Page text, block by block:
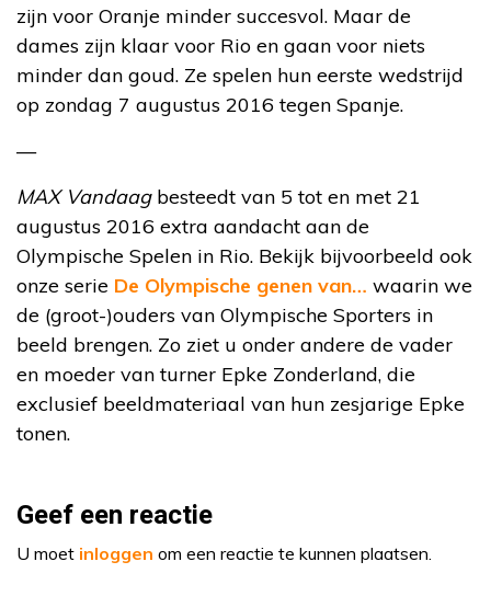
zijn voor Oranje minder succesvol. Maar de
dames zijn klaar voor Rio en gaan voor niets
minder dan goud. Ze spelen hun eerste wedstrijd
op zondag 7 augustus 2016 tegen Spanje.
—
MAX Vandaagbesteedt van 5 tot en met 21
augustus 2016 extra aandacht aan de
Olympische Spelen in Rio. Bekijk bijvoorbeeld ook
onze serie De Olympische genen van… waarin we
de (groot-)ouders van Olympische Sporters in
beeld brengen. Zo ziet u onder andere de vader
en moeder van turner Epke Zonderland, die
exclusief beeldmateriaal van hun zesjarige Epke
tonen.
Geef een reactie
U moet inloggen om een reactie te kunnen plaatsen.